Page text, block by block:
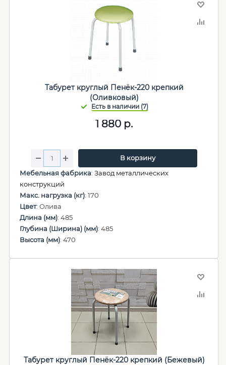
Табурет круглый Пенёк-220 крепкий
(Оливковый)
1 880 р.
В корзину
Мебельная фабрика: Завод металлических
конструкций
Макс. нагрузка (кг): 170
Цвет: Олива
Длина (мм): 485
Глубина (Ширина) (мм): 485
Высота (мм): 470
Табурет круглый Пенёк-220 крепкий (Бежевый)